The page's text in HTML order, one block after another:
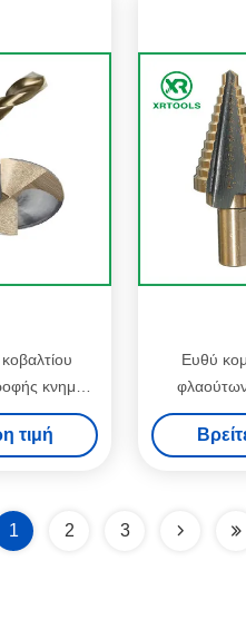
κνημών
ανοξείδωτο
τιμή
Ευθύ
βημάτων 2
1 2 3